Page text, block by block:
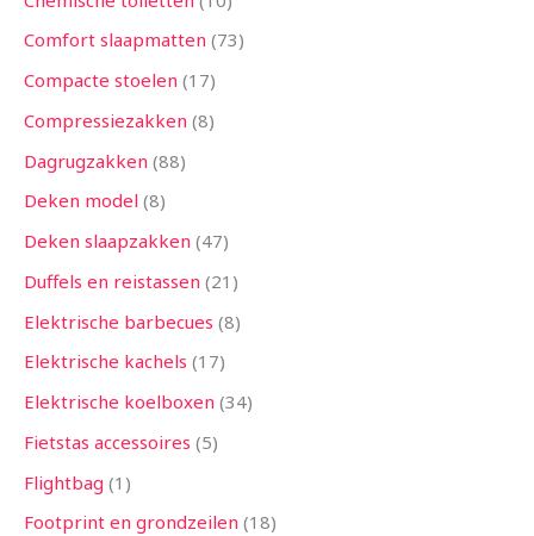
Comfort slaapmatten 73
Compacte stoelen 17
Compressiezakken 8
Dagrugzakken 88
Deken model 8
Deken slaapzakken 47
Duffels en reistassen 21
Elektrische barbecues 8
Elektrische kachels 17
Elektrische koelboxen 34
Fietstas accessoires 5
Flightbag 1
Footprint en grondzeilen 18